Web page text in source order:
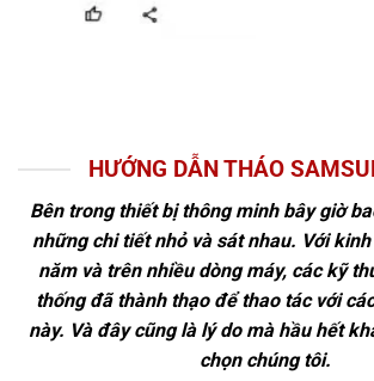
HƯỚNG DẪN THÁO
Bên trong thiết bị thông minh bây giờ
những chi tiết nhỏ và sát nhau. Với
năm và trên nhiều dòng máy, các kỹ
thống đã thành thạo để thao tác với
này. Và đây cũng là lý do mà hầu hết
chọn chúng tôi.